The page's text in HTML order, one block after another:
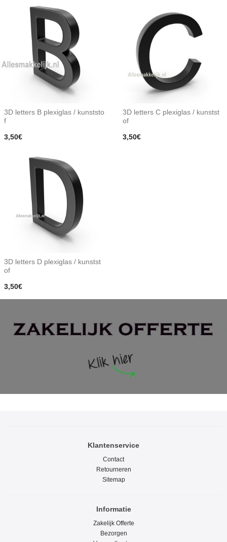
3D letters B plexiglas / kunststo
f
3,50€
3D letters C plexiglas / kunstst
of
3,50€
3D letters D plexiglas / kunstst
of
3,50€
Klantenservice
Contact
Retourneren
Sitemap
Informatie
Zakelijk Offerte
Bezorgen